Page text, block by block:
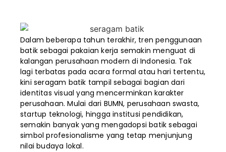
Dalam beberapa tahun terakhir, tren penggunaan
batik sebagai pakaian kerja semakin menguat di
kalangan perusahaan modern di Indonesia. Tak
lagi terbatas pada acara formal atau hari tertentu,
kini seragam batik tampil sebagai bagian dari
identitas visual yang mencerminkan karakter
perusahaan. Mulai dari BUMN, perusahaan swasta,
startup teknologi, hingga institusi pendidikan,
semakin banyak yang mengadopsi batik sebagai
simbol profesionalisme yang tetap menjunjung
nilai budaya lokal.